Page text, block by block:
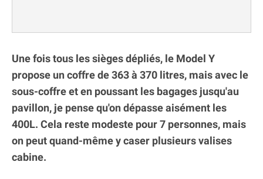
Une fois tous les sièges dépliés, le Model Y
propose un coffre de 363 à 370 litres, mais avec le
sous-coffre et en poussant les bagages jusqu'au
pavillon, je pense qu'on dépasse aisément les
400L. Cela reste modeste pour 7 personnes, mais
on peut quand-même y caser plusieurs valises
cabine.